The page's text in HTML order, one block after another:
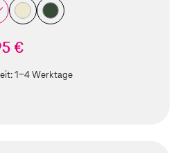
€
1-4 Werktage